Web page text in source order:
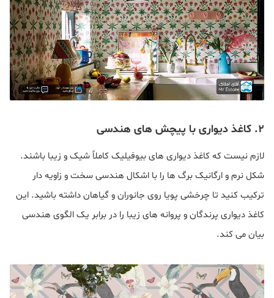
۲. کاغذ دیواری با پیچش های هندسی
لازم نیست که کاغذ دیواری های بیوفیلیک کاملاً شیک و زیبا باشند.
شکل نرم و ارگانیک برگ ها را با اشکال هندسی سخت و زاویه دار
ترکیب کنید تا چرخشی پویا روی جانوران و گیاهان داشته باشید. این
کاغذ دیواری پرندگان و پروانه های زیبا را در برابر یک الگوی هندسی
بیان می کند.